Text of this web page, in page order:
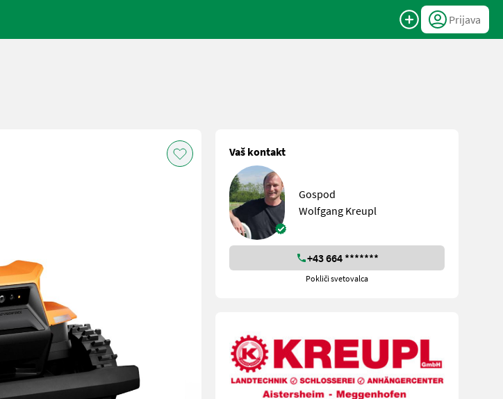
Prijava
Vaš kontakt
Gospod
Wolfgang Kreupl
+43 664 *******
Pokliči svetovalca